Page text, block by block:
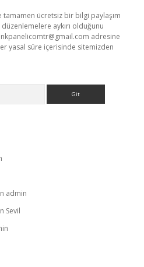
tamamen ücretsiz bir bilgi paylaşım
aykırı olduğunu
adresine
yasal süre içerisinde sitemizden
admin
Sevil